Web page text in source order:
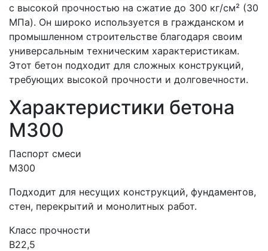
с высокой прочностью на сжатие до 300 кг/см² (30
МПа). Он широко используется в гражданском и
промышленном строительстве благодаря своим
универсальным техническим характеристикам.
Этот бетон подходит для сложных конструкций,
требующих высокой прочности и долговечности.
Характеристики бетона
М300
Паспорт смеси
М300
Подходит для несущих конструкций, фундаментов,
стен, перекрытий и монолитных работ.
Класс прочности
B22,5